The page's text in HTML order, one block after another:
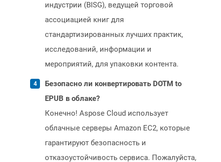
индустрии (BISG), ведущей торговой
ассоциацией книг для
стандартизированных лучших практик,
исследований, информации и
мероприятий, для упаковки контента.
Безопасно ли конвертировать DOTM to
EPUB в облаке?
Конечно! Aspose Cloud использует
облачные серверы Amazon EC2, которые
гарантируют безопасность и
отказоустойчивость сервиса. Пожалуйста,